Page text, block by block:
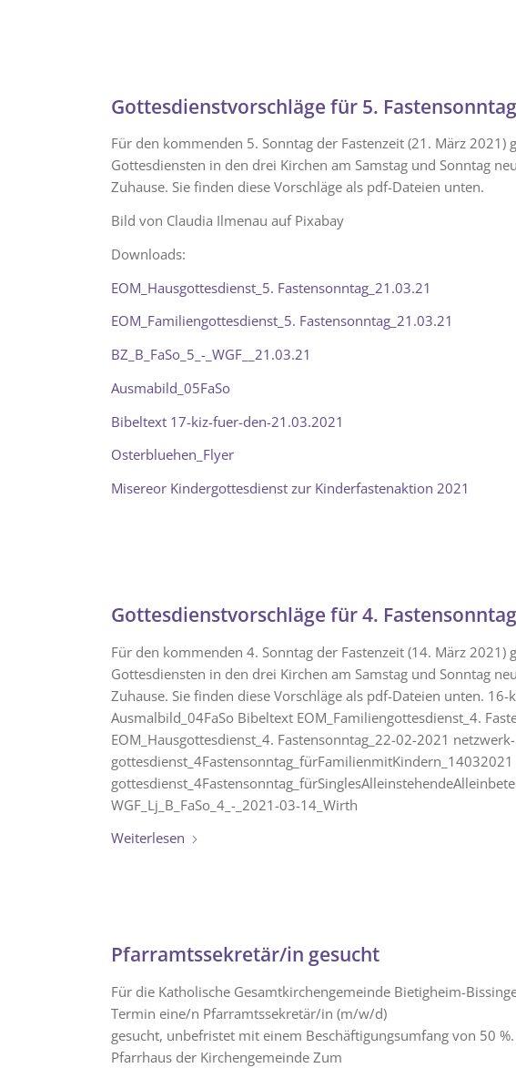
Gottesdienstvorschläge für 5.
Für den kommenden 5. Sonntag der Fastenzeit (21. März 2021)
Gottesdiensten in den drei Kirchen am Samstag und Sonntag
Zuhause. Sie finden diese Vorschläge als pdf-Dateien unten.
Bild von Claudia Ilmenau auf Pixabay
Downloads:
EOM_Hausgottesdienst_5. Fastensonntag_21.03.21
EOM_Familiengottesdienst_5. Fastensonntag_21.03.21
BZ_B_FaSo_5_-_WGF __21.03.21
Ausmabild_05FaSo
Bibeltext 17-kiz-fuer-den-21.03.2021
Osterbluehen_Flyer
Misereor Kindergottesdienst zur Kinderfastenaktion 2021
Gottesdienstvorschläge für 4.
Für den kommenden 4. Sonntag der Fastenzeit (14. März 2021)
Gottesdiensten in den drei Kirchen am Samstag und Sonntag
Zuhause. Sie finden diese Vorschläge als pdf-Dateien unten.
Ausmalbild_04FaSo Bibeltext EOM_Familiengottesdienst_4.
EOM_Hausgottesdienst_4. Fastensonntag_22-02-2021 netzwerk-
WGF_Lj_B_FaSo_4_-_2021-03-14_Wirth
Weiterlesen
Pfarramtssekretär/in gesucht
Für die Katholische Gesamtkirchengemeinde Bietigheim-
Termin eine/n Pfarramtssekretär/in (m/w/d)
gesucht, unbefristet mit einem Beschäftigungsumfang von 50
Pfarrhaus der Kirchengemeinde Zum